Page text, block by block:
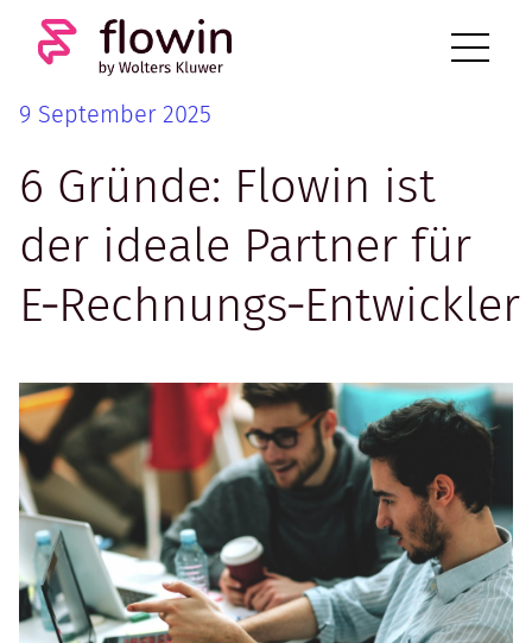
9 September 2025
6 Gründe: Flowin ist
der ideale Partner für
E‑Rechnungs‑Entwickler